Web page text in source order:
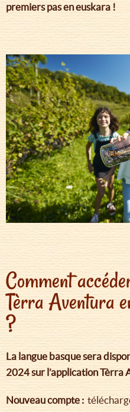
premiers pas en euskara !
Comment
Tèrra Aventura
?
La langue basque sera
2024 sur l’application Tèrra
Nouveau compte :